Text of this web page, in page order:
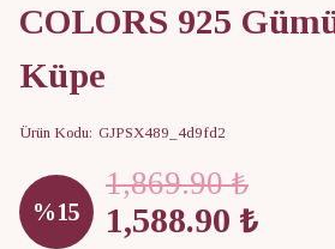
COLORS 925
Küpe
Ürün Kodu: GJPSX489_4d9fd2
%15
1,869.90 ₺
1,588.90 ₺